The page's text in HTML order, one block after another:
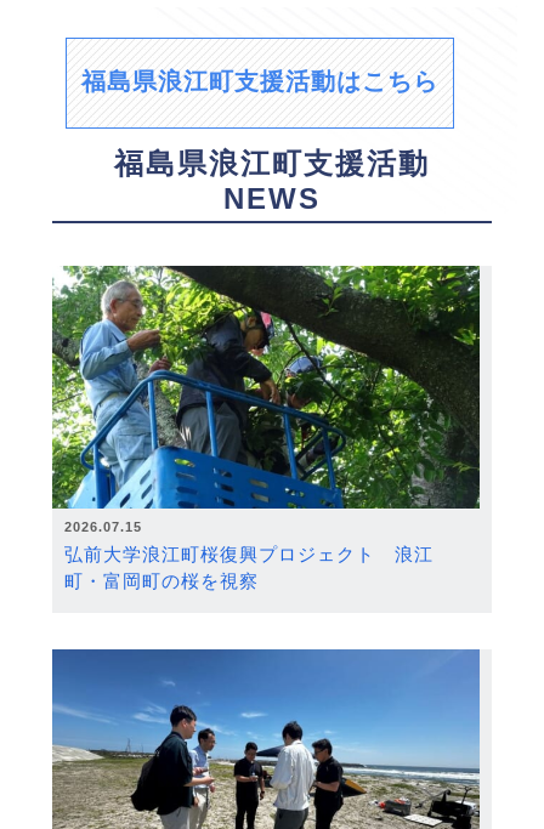
福島県浪江町支援活動はこちら
福島県浪江町支援活動
NEWS
2026.07.15
弘前大学浪江町桜復興プロジェクト 浪江
町・富岡町の桜を視察